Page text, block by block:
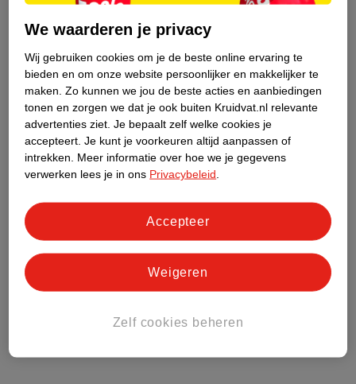
geschikte foundation, goede huidverzorging onmisbaar. Volg
deze stappen voor een glowy en flawless look:
We waarderen je privacy
Wij gebruiken cookies om je de beste online ervaring te
bieden en om onze website persoonlijker en makkelijker te
maken. Zo kunnen we jou de beste acties en aanbiedingen
tonen en zorgen we dat je ook buiten Kruidvat.nl relevante
advertenties ziet. Je bepaalt zelf welke cookies je
accepteert. Je kunt je voorkeuren altijd aanpassen of
intrekken.
Meer informatie over hoe we je gegevens
verwerken lees je in ons Privacybeleid
Zelf cookies beheren
Weigeren
Accepteer